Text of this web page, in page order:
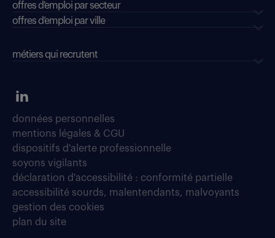
offres d'emploi par secteur
offres d’emploi par ville
métiers qui recrutent
données personnelles
mentions légales & CGU
dispositifs d'alerte professionnelle
soyons vigilants
déclaration d'accessibilité : conformité partielle
accessibilité sourds, malentendants, malvoyants
gestion des cookies
plan du site